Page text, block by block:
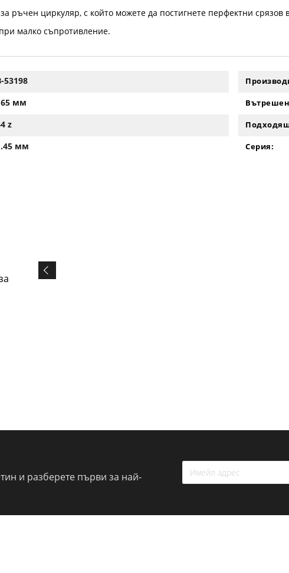
ръчен циркуляр, с който можете да постигнете перфектни
малко съпротивление.
53198
мм
z
мм Серия:
и разберете първи за най-